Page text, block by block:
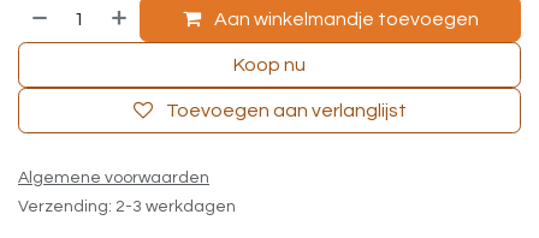
Aan winkelmandje toevoegen
Koop nu
Toevoegen aan verlanglijst
Algemene voorwaarden
Verzending: 2-3 werkdagen